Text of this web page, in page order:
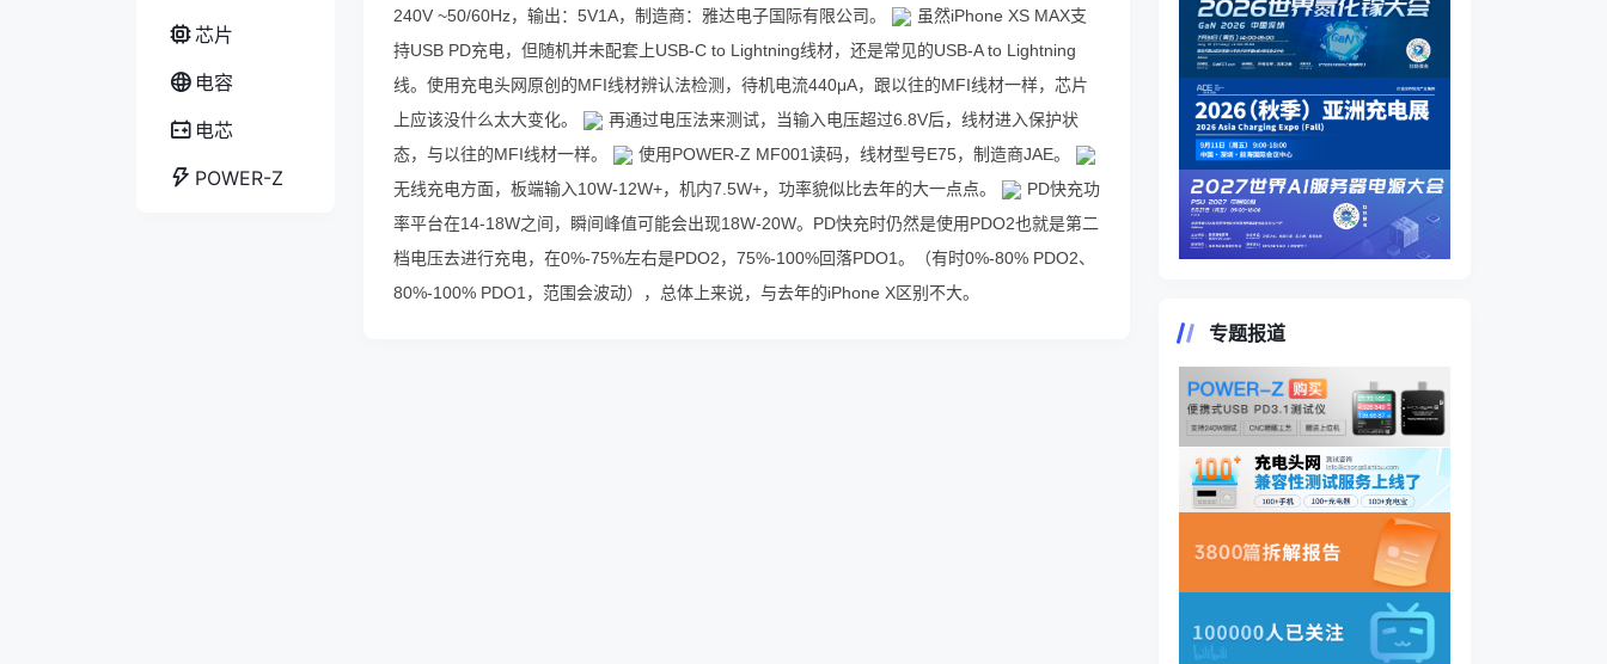
芯片
电容
电芯
POWER-Z
240V ~50/60Hz，输出：5V1A，制造商：雅达电子国际有限公司。
虽然iPhone XS MAX支
持USB PD充电，但随机并未配套上USB-C to Lightning线材，还是常见的USB-A to Lightning
线。使用充电头网原创的MFI线材辨认法检测，待机电流440μA，跟以往的MFI线材一样，芯片
上应该没什么太大变化。
再通过电压法来测试，当输入电压超过6.8V后，线材进入保护状
态，与以往的MFI线材一样。
使用POWER-Z MF001读码，线材型号E75，制造商JAE。
无线充电方面，板端输入10W-12W+，机内7.5W+，功率貌似比去年的大一点点。
PD快充功
率平台在14-18W之间，瞬间峰值可能会出现18W-20W。PD快充时仍然是使用PDO2也就是第二
档电压去进行充电，在0%-75%左右是PDO2，75%-100%回落PDO1。（有时0%-80% PDO2、
80%-100% PDO1，范围会波动），总体上来说，与去年的iPhone X区别不大。
专题报道